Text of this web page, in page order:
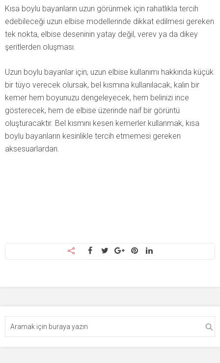
Kısa boylu bayanların uzun görünmek için rahatlıkla tercih
edebileceği uzun elbise modellerinde dikkat edilmesi gereken
tek nokta, elbise deseninin yatay değil, verev ya da dikey
şeritlerden oluşması.
Uzun boylu bayanlar için, uzun elbise kullanımı hakkında küçük
bir tüyo verecek olursak, bel kısmına kullanılacak, kalın bir
kemer hem boyunuzu dengeleyecek, hem belinizi ince
gösterecek, hem de elbise üzerinde naif bir görüntü
oluşturacaktır. Bel kısmını kesen kemerler kullanmak, kısa
boylu bayanların kesinlikle tercih etmemesi gereken
aksesuarlardan.